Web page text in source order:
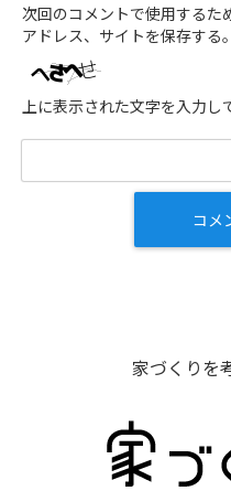
次回のコメントで使用するた
アドレス、サイトを保存する。
上に表示された文字を入力し
家づくりを